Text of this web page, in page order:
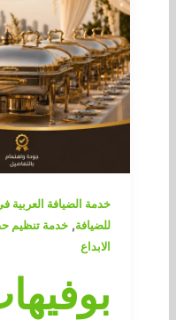
للضيافة,
الابداع